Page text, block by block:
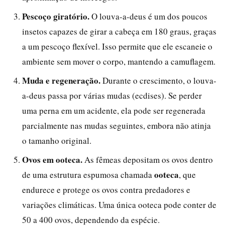
Pescoço giratório.O louva-a-deus é um dos poucos
insetos capazes de girar a cabeça em 180 graus, graças
a um pescoço flexível. Isso permite que ele escaneie o
ambiente sem mover o corpo, mantendo a camuflagem.
Muda e regeneração.Durante o crescimento, o louva-
a-deus passa por várias mudas (ecdises). Se perder
uma perna em um acidente, ela pode ser regenerada
parcialmente nas mudas seguintes, embora não atinja
o tamanho original.
Ovos em ooteca. As fêmeas depositam os ovos dentro
de uma estrutura espumosa chamada ooteca, que
endurece e protege os ovos contra predadores e
variações climáticas. Uma única ooteca pode conter de
50 a 400 ovos, dependendo da espécie.